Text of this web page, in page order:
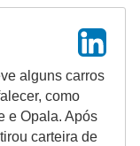
alguns carros
como
e Opala. Após
carteira de